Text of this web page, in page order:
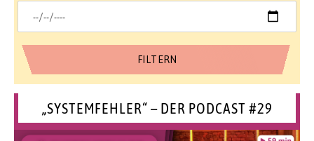
„SYSTEMFEHLER“ – DER PODCAST #29